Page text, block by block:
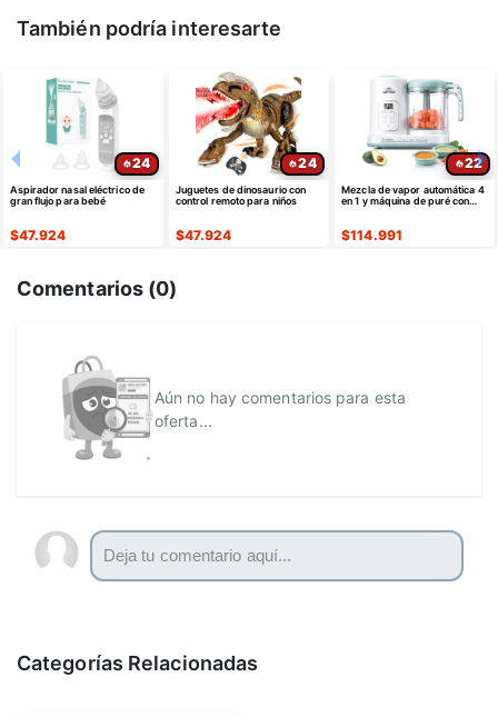
También podría interesarte
24
Aspirador nasal eléctrico de
gran flujo para bebé
$47.924
24
Juguetes de dinosaurio con
control remoto para niños
$47.924
22
Mezcla de vapor automática 4
en 1 y máquina de puré con
$114.991
Comentarios (0)
Aún no hay comentarios para esta
oferta...
Categorías Relacionadas